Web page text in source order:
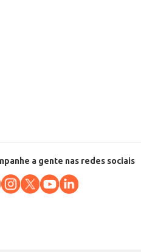
a gente nas redes sociais